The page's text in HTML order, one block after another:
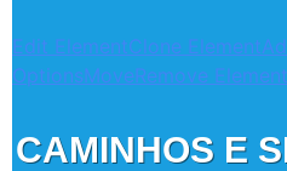
Edit ElementClone Element
OptionsMoveRemove Element
CAMINHOS E